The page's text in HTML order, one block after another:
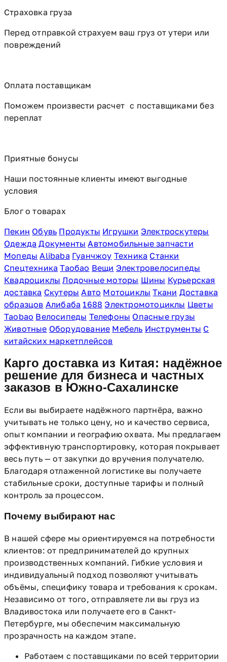
Страховка груза
Перед отправкой страхуем ваш груз от утери или
повреждений
Оплата поставщикам
Поможем произвести расчет с поставщиками без
переплат
Приятные бонусы
Наши постоянные клиенты имеют выгодные
условия
Блог о товарах
Пекин Обувь Продукты Игрушки Электроскутеры
Одежда Документы Автомобильные запчасти
Мопеды Alibaba Гуанчжоу Техника Станки
Спецтехника Таобао Вещи Электровелосипеды
Квадроциклы Лодочные моторы Шины Курьерская
доставка Скутеры Авто Мотоциклы Ткани Доставка
образцов Алибаба 1688 Электромотоциклы Цветы
Taobao Велосипеды Телефоны Опасные грузы
Животные Оборудование Мебель Инструменты С
китайских маркетплейсов
Карго доставка из Китая: надёжное
решение для бизнеса и частных
заказов в Южно-Сахалинске
Если вы выбираете надёжного партнёра, важно
учитывать не только цену, но и качество сервиса,
опыт компании и географию охвата. Мы предлагаем
эффективную транспортировку, которая покрывает
весь путь — от закупки до вручения получателю.
Благодаря отлаженной логистике вы получаете
стабильные сроки, доступные тарифы и полный
контроль за процессом.
Почему выбирают нас
В нашей сфере мы ориентируемся на потребности
клиентов: от предпринимателей до крупных
производственных компаний. Гибкие условия и
индивидуальный подход позволяют учитывать
объёмы, специфику товара и требования к срокам.
Независимо от того, отправляете ли вы груз из
Владивостока или получаете его в Санкт-
Петербурге, мы обеспечим максимальную
прозрачность на каждом этапе.
Работаем с поставщиками по всей территории